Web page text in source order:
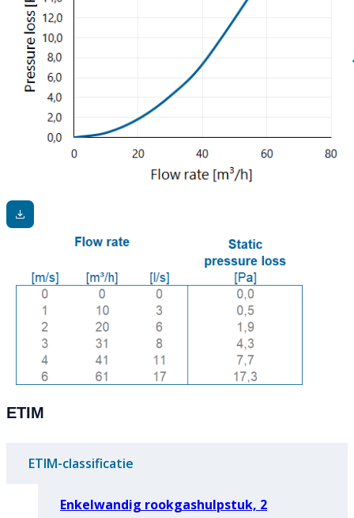
ETIM
ETIM-classificatie
Enkelwandig rookgashulpstuk, 2